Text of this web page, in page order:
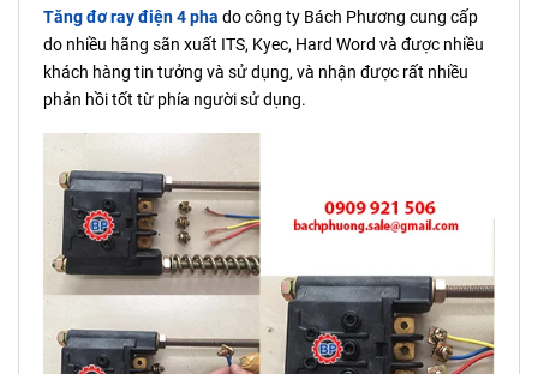
Tăng đơ ray điện 4 pha do công ty Bách Phương cung cấp
do nhiều hãng sãn xuất ITS, Kyec, Hard Word và được nhiều
khách hàng tin tưởng và sử dụng, và nhận được rất nhiều
phản hồi tốt từ phía người sử dụng.